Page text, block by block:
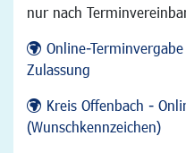
nur nach
Online-
Zulassung
Kreis Offenbach -
(Wunschkennzeichen)